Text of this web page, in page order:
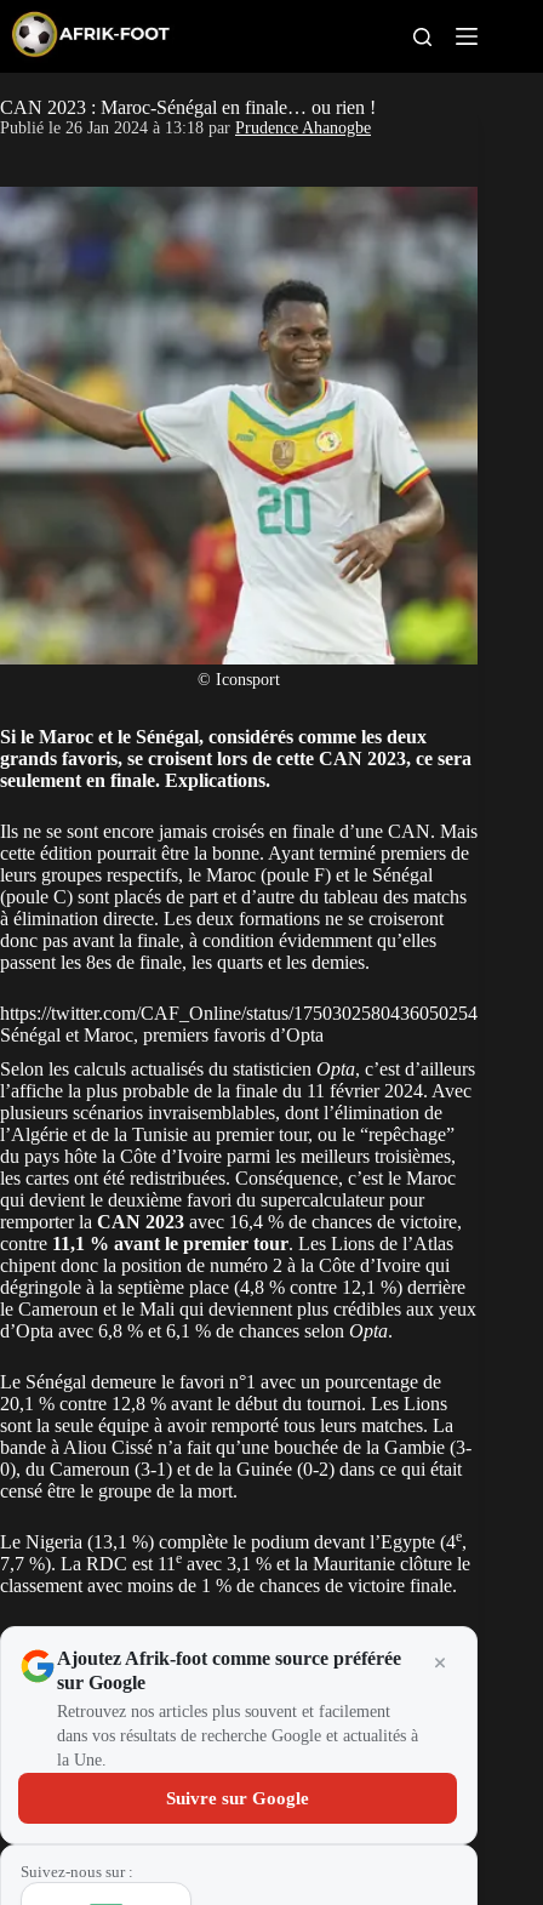
p
o
c
n
t
n
CAN féminine
Clubs
Classement
Paris sportifs
CAN 2023 : Maroc-Sénégal en finale… ou rien !
Publié le 26 Jan 2024 à 13:18 par Prudence Ahanogbe
© Iconsport
Si le Maroc et le Sénégal, considérés comme les deux
grands favoris, se croisent lors de cette CAN 2023, ce sera
seulement en finale. Explications.
Ils ne se sont encore jamais croisés en finale d’une CAN. Mais
cette édition pourrait être la bonne. Ayant terminé premiers de
leurs groupes respectifs, le Maroc (poule F) et le Sénégal
(poule C) sont placés de part et d’autre du tableau des matchs
à élimination directe. Les deux formations ne se croiseront
donc pas avant la finale, à condition évidemment qu’elles
passent les 8es de finale, les quarts et les demies.
https://twitter.com/CAF_Online/status/1750302580436050254
Sénégal et Maroc, premiers favoris d’Opta
Selon les calculs actualisés du statisticien Opta, c’est d’ailleurs
l’affiche la plus probable de la finale du 11 février 2024. Avec
plusieurs scénarios invraisemblables, dont l’élimination de
l’Algérie et de la Tunisie au premier tour, ou le “repêchage”
du pays hôte la Côte d’Ivoire parmi les meilleurs troisièmes,
les cartes ont été redistribuées. Conséquence, c’est le Maroc
qui devient le deuxième favori du supercalculateur pour
remporter la CAN 2023 avec 16,4 % de chances de victoire,
contre 11,1 % avant le premier tour. Les Lions de l’Atlas
chipent donc la position de numéro 2 à la Côte d’Ivoire qui
dégringole à la septième place (4,8 % contre 12,1 %) derrière
le Cameroun et le Mali qui deviennent plus crédibles aux yeux
d’Opta avec 6,8 % et 6,1 % de chances selon Opta.
Le Sénégal demeure le favori n°1 avec un pourcentage de
20,1 % contre 12,8 % avant le début du tournoi. Les Lions
sont la seule équipe à avoir remporté tous leurs matches. La
bande à Aliou Cissé n’a fait qu’une bouchée de la Gambie (3-
0), du Cameroun (3-1) et de la Guinée (0-2) dans ce qui était
censé être le groupe de la mort.
Le Nigeria (13,1 %) complète le podium devant l’Egypte (4e,
7,7 %). La RDC est 11 e avec 3,1 % et la Mauritanie clôture le
classement avec moins de 1 % de chances de victoire finale.
Ajoutez Afrik-foot comme source préférée
sur Google
Retrouvez nos articles plus souvent et facilement
dans vos résultats de recherche Google et actualités à
la Une.
Suivre sur Google
Suivez-nous sur :